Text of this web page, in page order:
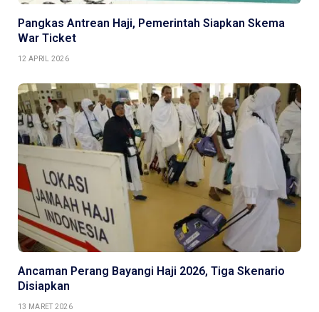
Pangkas Antrean Haji, Pemerintah Siapkan Skema
War Ticket
12 APRIL 2026
Ancaman Perang Bayangi Haji 2026, Tiga Skenario
Disiapkan
13 MARET 2026